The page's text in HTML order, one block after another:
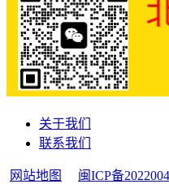
关于我们
联系我们
网站地图 闽ICP备